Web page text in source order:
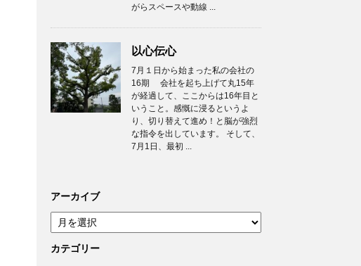
がらスペースや動線 ...
以心伝心
7月１日から始まった私の会社の
16期 会社を起ち上げて丸15年
が経過して、ここからは16年目と
いうこと。感慨に浸るというよ
り、切り替えて進め！と脳が強烈
な指令を出しています。 そして、
7月1日、最初 ...
アーカイブ
ー
カ
カテゴリー